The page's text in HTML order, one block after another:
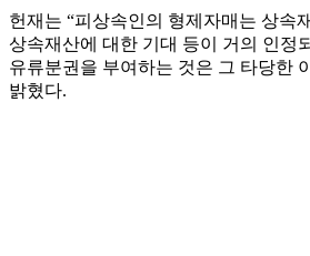
헌재는 “피상속인의 형제자매는 상속
상속재산에 대한 기대 등이 거의 인정
유류분권을 부여하는 것은 그 타당한
밝혔다.